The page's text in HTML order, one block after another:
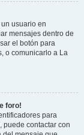
usuario en
mensajes dentro de
el botón para
o comunicarlo a La
foro!
para
puede contactar con